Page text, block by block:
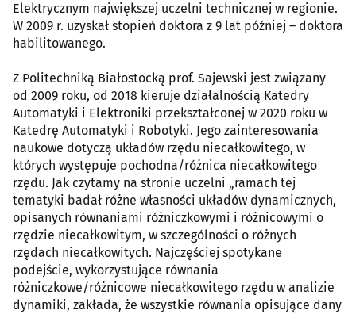
Elektrycznym największej uczelni technicznej w regionie.
W 2009 r. uzyskał stopień doktora z 9 lat później – doktora
habilitowanego.
Z Politechniką Białostocką prof. Sajewski jest związany
od 2009 roku, od 2018 kieruje działalnością Katedry
Automatyki i Elektroniki przekształconej w 2020 roku w
Katedrę Automatyki i Robotyki. Jego zainteresowania
naukowe dotyczą układów rzędu niecałkowitego, w
których występuje pochodna/różnica niecałkowitego
rzędu. Jak czytamy na stronie uczelni „ramach tej
tematyki badał różne własności układów dynamicznych,
opisanych równaniami różniczkowymi i różnicowymi o
rzędzie niecałkowitym, w szczególności o różnych
rzędach niecałkowitych. Najczęściej spotykane
podejście, wykorzystujące równania
różniczkowe/różnicowe niecałkowitego rzędu w analizie
dynamiki, zakłada, że wszystkie równania opisujące dany